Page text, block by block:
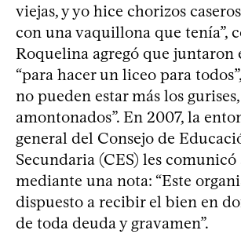
viejas, y yo hice chorizos
con una vaquillona que tenía”,
Roquelina agregó que juntaron
“para hacer un liceo para
no pueden estar más los
amontonados”. En 2007, la
general del Consejo de
Secundaria (CES) les comunicó
mediante una nota: “Este
dispuesto a recibir el bien en
de toda deuda y gravamen”.